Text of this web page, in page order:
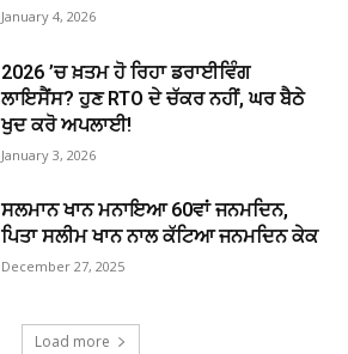
January 4, 2026
2026 ’ਚ ਖ਼ਤਮ ਹੋ ਰਿਹਾ ਡਰਾਈਵਿੰਗ
ਲਾਇਸੈਂਸ? ਹੁਣ RTO ਦੇ ਚੱਕਰ ਨਹੀਂ, ਘਰ ਬੈਠੇ
ਖੁਦ ਕਰੋ ਅਪਲਾਈ!
January 3, 2026
ਸਲਮਾਨ ਖਾਨ ਮਨਾਇਆ 60ਵਾਂ ਜਨਮਦਿਨ,
ਪਿਤਾ ਸਲੀਮ ਖਾਨ ਨਾਲ ਕੱਟਿਆ ਜਨਮਦਿਨ ਕੇਕ
December 27, 2025
Load more